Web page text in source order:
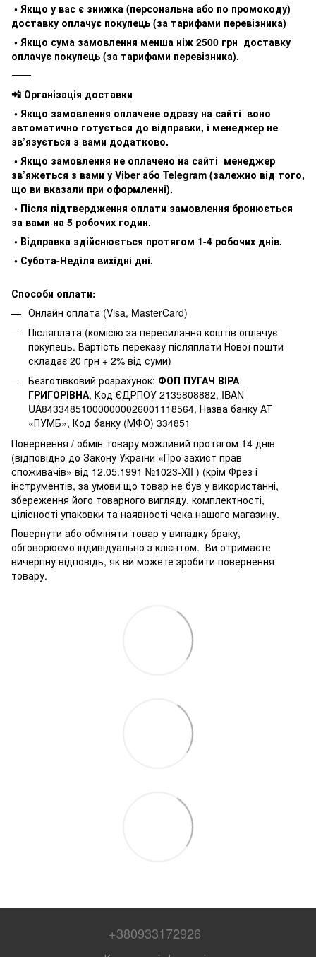
• Якщо у вас є знижка (персональна або по промокоду)
доставку оплачує покупець (за тарифами перевізника)
• Якщо сума замовлення менша ніж 2500 грн доставку
оплачує покупець (за тарифами перевізника).
⸻
📲 Організація доставки
• Якщо замовлення оплачене одразу на сайті воно
автоматично готується до відправки, і менеджер не
зв’язується з вами додатково.
• Якщо замовлення не оплачено на сайті менеджер
зв’яжеться з вами у Viber або Telegram (залежно від того,
що ви вказали при оформленні).
• Після підтвердження оплати замовлення бронюється
за вами на 5 робочих годин.
• Відправка здійснюється протягом 1-4 робочих днів.
• Субота-Неділя вихідні дні.
Способи оплати:
Онлайн оплата (Visa, MasterCard)
Післяплата (комісію за пересилання коштів оплачує
покупець. Вартість переказу післяплати Нової пошти
складає 20 грн + 2% від суми)
Безготівковий розрахунок: ФОП ПУГАЧ ВІРА
ГРИГОРІВНА, Код ЄДРПОУ 2135808882, IBAN
UA843348510000000026001118564, Назва банку АТ
«ПУМБ», Код банку (МФО) 334851
Повернення / обмін товару можливий протягом 14 днів
(відповідно до Закону України «Про захист прав
споживачів» від 12.05.1991 №1023-XII ) (крім Фрез і
інструментів, за умови що товар не був у використанні,
збереження його товарного вигляду, комплектності,
цілісності упаковки та наявності чека нашого магазину.
Повернути або обміняти товар у випадку браку,
обговорюємо індивідуально з клієнтом. Ви отримаєте
вичерпну відповідь, як ви можете зробити повернення
товару.
+380933172926